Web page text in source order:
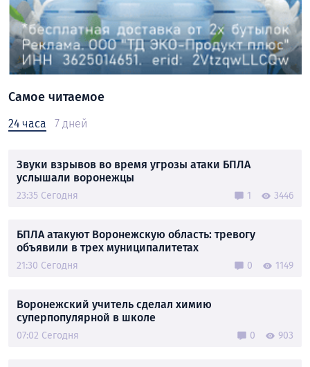
Самое читаемое
24 часа 7 дней
Звуки взрывов во время угрозы атаки БПЛА
услышали воронежцы
23:35 Сегодня 1 3446
БПЛА атакуют Воронежскую область: тревогу
объявили в трех муниципалитетах
21:30 Сегодня 0 1149
Воронежский учитель сделал химию
суперпопулярной в школе
07:02 Сегодня 0 903